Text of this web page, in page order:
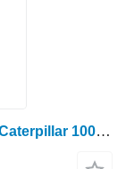
2674A371 turbokompresor za Perkins Caterpillar 1004.4